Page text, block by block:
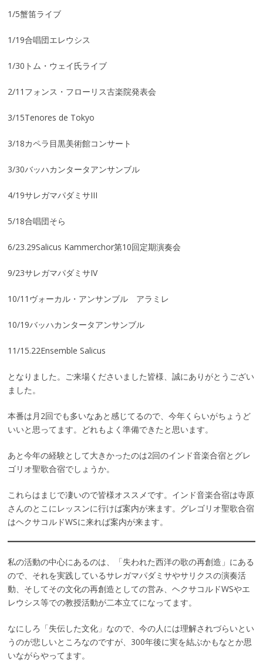
1/5蟹笛ライブ
1/19合唱団エレウシス
1/30トム・ウェイ氏ライブ
2/11フォンス・フローリス古楽院発表会
3/15Tenores de Tokyo
3/18カペラ目黒美術館コンサート
3/30バッハカンタータアンサンブル
4/19サレガマパダミサIII
5/18合唱団そら
6/23.29Salicus Kammerchor第10回定期演奏会
9/23サレガマパダミサIV
10/11ヴォーカル・アンサンブル アラミレ
10/19バッハカンタータアンサンブル
11/15.22Ensemble Salicus
となりました。ご来場くださいました皆様、誠にありがとうござい
ました。
本番は月2回でも多いなあと感じてるので、今年くらいがちょうど
いいと思ってます。どれもよく準備できたと思います。
あと今年の経験として大きかったのは2回のインド音楽合宿とグレ
ゴリオ聖歌合宿でしょうか。
これらはまじで凄いので皆様オススメです。インド音楽合宿は寺原
さんのとこにレッスンに行けば案内が来ます。グレゴリオ聖歌合宿
はヘクサコルドWSに来れば案内が来ます。
私の活動の中心にあるのは、「失われた西洋の歌の再創造」にある
ので、それを実践しているサレガマパダミサやサリクスの演奏活
動、そしてその文化の再創造としての営み、ヘクサコルドWSやエ
レウシス等での教授活動が二本立てになってます。
なにしろ「失伝した文化」なので、今の人には理解されづらいとい
うのが悲しいところなのですが、300年後に実を結ぶかもなとか思
いながらやってます。